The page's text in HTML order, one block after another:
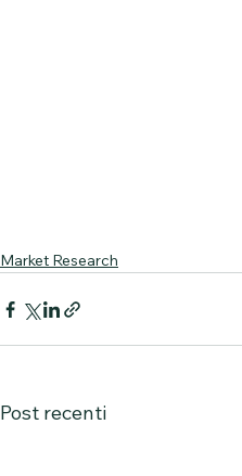
Market Research
Post recenti